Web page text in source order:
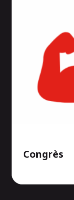
Congrès